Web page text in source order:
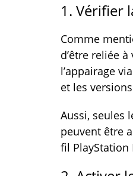
1. Vérifier
Comme
d’être reliée
l’appairage
et les
Aussi, seules
peuvent être
fil PlayStation